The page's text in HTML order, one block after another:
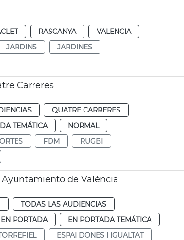
RASCANYA
VALENCIA
JARDINS
JARDINES
Carreres
QUATRE CARRERES
TEMÁTICA
NORMAL
FDM
RUGBI
de València
TODAS LAS AUDIENCIAS
EN PORTADA
EN PORTADA TEMÁTICA
ESPAI DONES I IGUALTAT